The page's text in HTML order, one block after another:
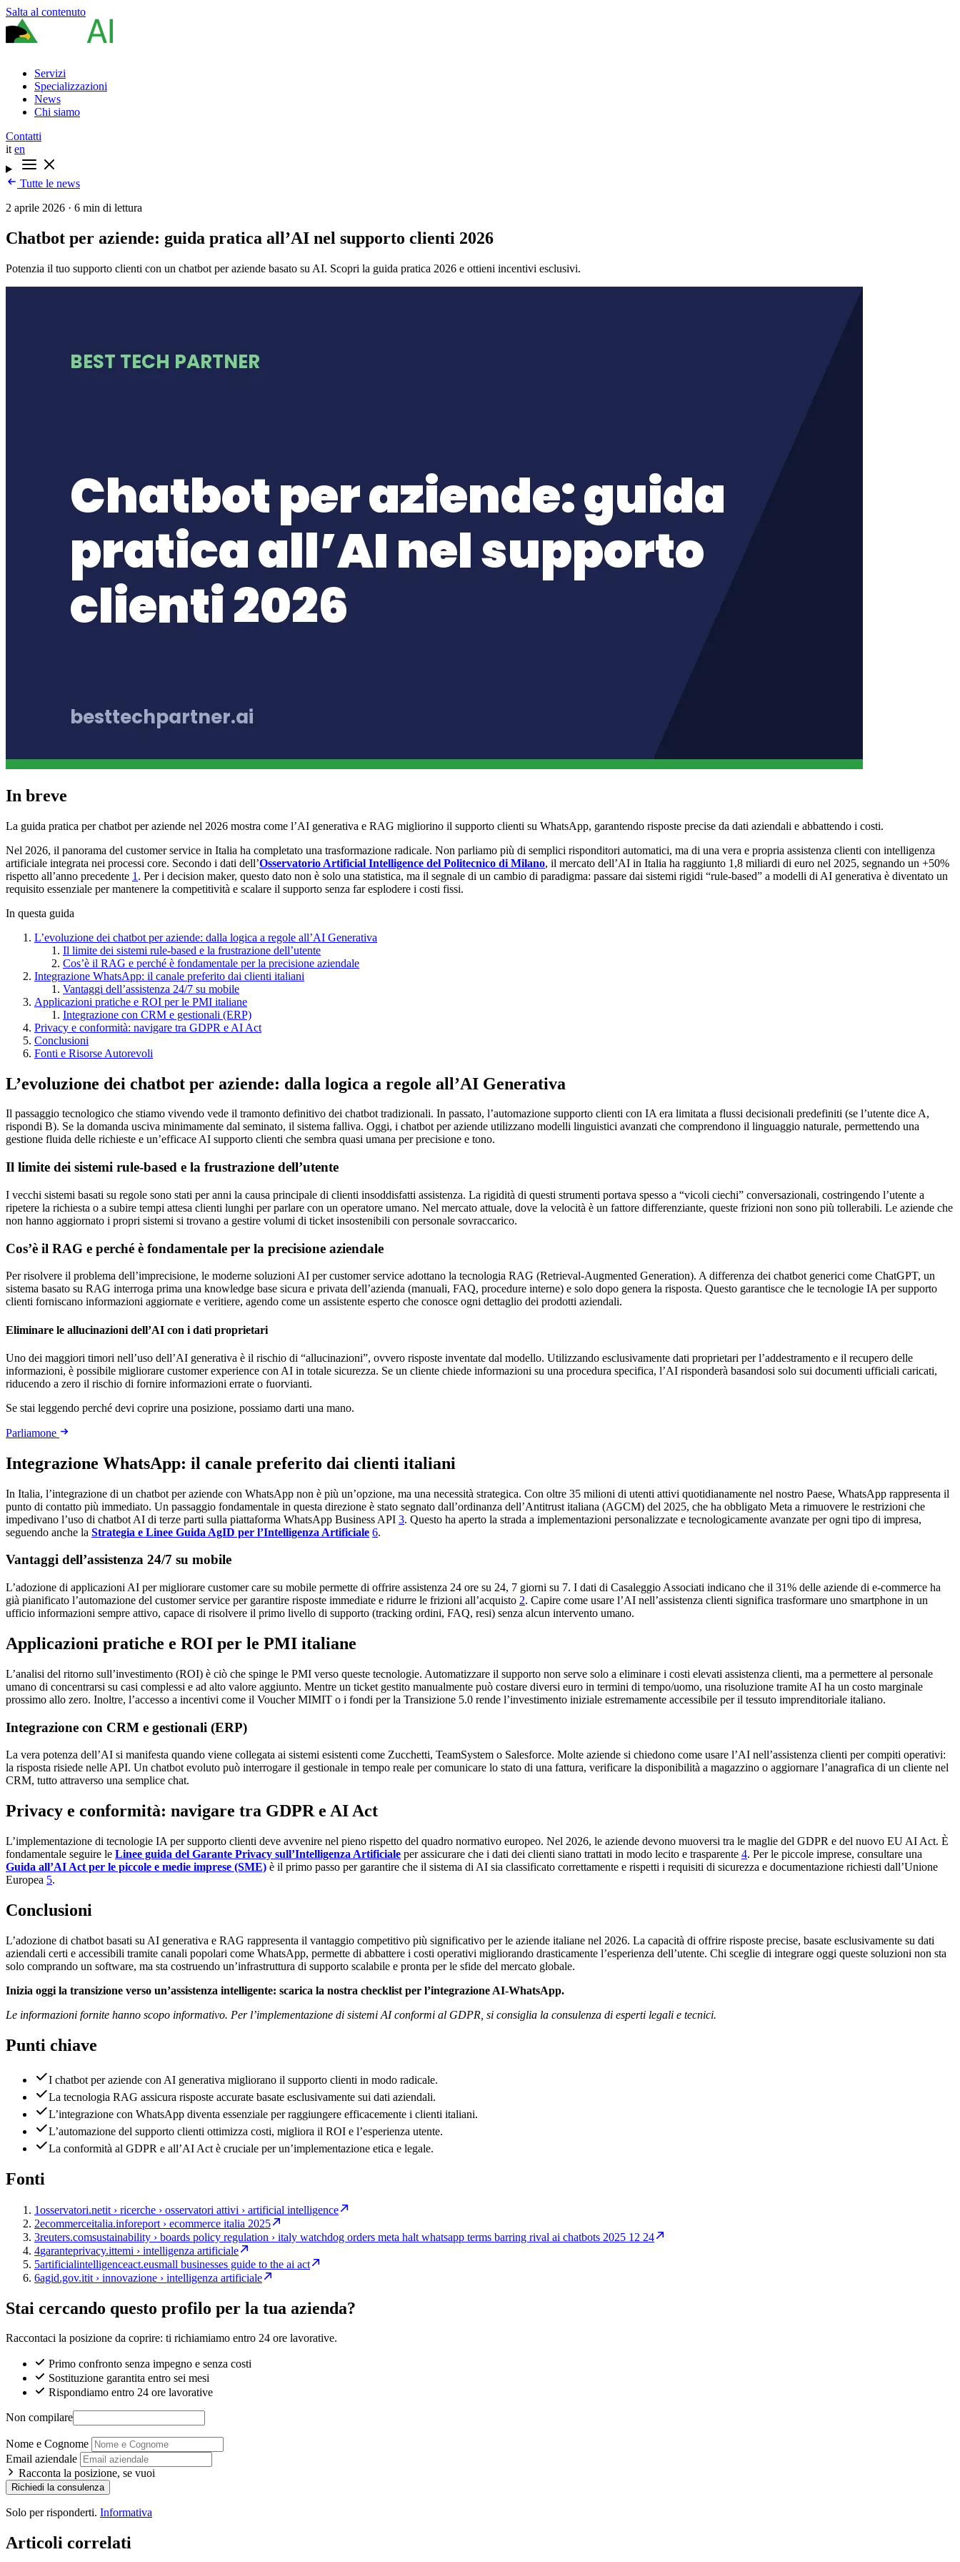
Salta al contenuto
Servizi
Specializzazioni
News
Chi siamo
Contatti
it en
Tutte le news
2 aprile 2026 · 6 min di lettura
Chatbot per aziende: guida pratica all’AI nel supporto clienti 2026
Potenzia il tuo supporto clienti con un chatbot per aziende basato su AI. Scopri la guida pratica 2026 e ottieni incentivi esclusivi.
In breve
La guida pratica per chatbot per aziende nel 2026 mostra come l’AI generativa e RAG migliorino il supporto clienti su WhatsApp, garantendo risposte precise da dati aziendali e abbattendo i costi.
Nel 2026, il panorama del customer service in Italia ha completato una trasformazione radicale. Non parliamo più di semplici risponditori automatici, ma di una vera e propria assistenza clienti con intelligenza
artificiale integrata nei processi core. Secondo i dati dell’Osservatorio Artificial Intelligence del Politecnico di Milano, il mercato dell’AI in Italia ha raggiunto 1,8 miliardi di euro nel 2025, segnando un +50%
rispetto all’anno precedente 1 . Per i decision maker, questo dato non è solo una statistica, ma il segnale di un cambio di paradigma: passare dai sistemi rigidi “rule-based” a modelli di AI generativa è diventato un
requisito essenziale per mantenere la competitività e scalare il supporto senza far esplodere i costi fissi.
In questa guida
L’evoluzione dei chatbot per aziende: dalla logica a regole all’AI Generativa
Il limite dei sistemi rule-based e la frustrazione dell’utente
Cos’è il RAG e perché è fondamentale per la precisione aziendale
Integrazione WhatsApp: il canale preferito dai clienti italiani
Vantaggi dell’assistenza 24/7 su mobile
Applicazioni pratiche e ROI per le PMI italiane
Integrazione con CRM e gestionali (ERP)
Privacy e conformità: navigare tra GDPR e AI Act
Conclusioni
Fonti e Risorse Autorevoli
L’evoluzione dei chatbot per aziende: dalla logica a regole all’AI Generativa
Il passaggio tecnologico che stiamo vivendo vede il tramonto definitivo dei chatbot tradizionali. In passato, l’automazione supporto clienti con IA era limitata a flussi decisionali predefiniti (se l’utente dice A,
rispondi B). Se la domanda usciva minimamente dal seminato, il sistema falliva. Oggi, i chatbot per aziende utilizzano modelli linguistici avanzati che comprendono il linguaggio naturale, permettendo una
gestione fluida delle richieste e un’efficace AI supporto clienti che sembra quasi umana per precisione e tono.
Il limite dei sistemi rule-based e la frustrazione dell’utente
I vecchi sistemi basati su regole sono stati per anni la causa principale di clienti insoddisfatti assistenza. La rigidità di questi strumenti portava spesso a “vicoli ciechi” conversazionali, costringendo l’utente a
ripetere la richiesta o a subire tempi attesa clienti lunghi per parlare con un operatore umano. Nel mercato attuale, dove la velocità è un fattore differenziante, queste frizioni non sono più tollerabili. Le aziende che
non hanno aggiornato i propri sistemi si trovano a gestire volumi di ticket insostenibili con personale sovraccarico.
Cos’è il RAG e perché è fondamentale per la precisione aziendale
Per risolvere il problema dell’imprecisione, le moderne soluzioni AI per customer service adottano la tecnologia RAG (Retrieval-Augmented Generation). A differenza dei chatbot generici come ChatGPT, un
sistema basato su RAG interroga prima una knowledge base sicura e privata dell’azienda (manuali, FAQ, procedure interne) e solo dopo genera la risposta. Questo garantisce che le tecnologie IA per supporto
clienti forniscano informazioni aggiornate e veritiere, agendo come un assistente esperto che conosce ogni dettaglio dei prodotti aziendali.
Eliminare le allucinazioni dell’AI con i dati proprietari
Uno dei maggiori timori nell’uso dell’AI generativa è il rischio di “allucinazioni”, ovvero risposte inventate dal modello. Utilizzando esclusivamente dati proprietari per l’addestramento e il recupero delle
informazioni, è possibile migliorare customer experience con AI in totale sicurezza. Se un cliente chiede informazioni su una procedura specifica, l’AI risponderà basandosi solo sui documenti ufficiali caricati,
riducendo a zero il rischio di fornire informazioni errate o fuorvianti.
Se stai leggendo perché devi coprire una posizione, possiamo darti una mano.
Parliamone
Integrazione WhatsApp: il canale preferito dai clienti italiani
In Italia, l’integrazione di un chatbot per aziende con WhatsApp non è più un’opzione, ma una necessità strategica. Con oltre 35 milioni di utenti attivi quotidianamente nel nostro Paese, WhatsApp rappresenta il
punto di contatto più immediato. Un passaggio fondamentale in questa direzione è stato segnato dall’ordinanza dell’Antitrust italiana (AGCM) del 2025, che ha obbligato Meta a rimuovere le restrizioni che
impedivano l’uso di chatbot AI di terze parti sulla piattaforma WhatsApp Business API 3. Questo ha aperto la strada a implementazioni personalizzate e tecnologicamente avanzate per ogni tipo di impresa,
seguendo anche la Strategia e Linee Guida AgID per l’Intelligenza Artificiale 6.
Vantaggi dell’assistenza 24/7 su mobile
L’adozione di applicazioni AI per migliorare customer care su mobile permette di offrire assistenza 24 ore su 24, 7 giorni su 7. I dati di Casaleggio Associati indicano che il 31% delle aziende di e-commerce ha
già pianificato l’automazione del customer service per garantire risposte immediate e ridurre le frizioni all’acquisto 2. Capire come usare l’AI nell’assistenza clienti significa trasformare uno smartphone in un
ufficio informazioni sempre attivo, capace di risolvere il primo livello di supporto (tracking ordini, FAQ, resi) senza alcun intervento umano.
Applicazioni pratiche e ROI per le PMI italiane
L’analisi del ritorno sull’investimento (ROI) è ciò che spinge le PMI verso queste tecnologie. Automatizzare il supporto non serve solo a eliminare i costi elevati assistenza clienti, ma a permettere al personale
umano di concentrarsi su casi complessi e ad alto valore aggiunto. Mentre un ticket gestito manualmente può costare diversi euro in termini di tempo/uomo, una risoluzione tramite AI ha un costo marginale
prossimo allo zero. Inoltre, l’accesso a incentivi come il Voucher MIMIT o i fondi per la Transizione 5.0 rende l’investimento iniziale estremamente accessibile per il tessuto imprenditoriale italiano.
Integrazione con CRM e gestionali (ERP)
La vera potenza dell’AI si manifesta quando viene collegata ai sistemi esistenti come Zucchetti, TeamSystem o Salesforce. Molte aziende si chiedono come usare l’AI nell’assistenza clienti per compiti operativi:
la risposta risiede nelle API. Un chatbot evoluto può interrogare il gestionale in tempo reale per comunicare lo stato di una fattura, verificare la disponibilità a magazzino o aggiornare l’anagrafica di un cliente nel
CRM, tutto attraverso una semplice chat.
Privacy e conformità: navigare tra GDPR e AI Act
L’implementazione di tecnologie IA per supporto clienti deve avvenire nel pieno rispetto del quadro normativo europeo. Nel 2026, le aziende devono muoversi tra le maglie del GDPR e del nuovo EU AI Act. È
fondamentale seguire le Linee guida del Garante Privacy sull’Intelligenza Artificiale per assicurare che i dati dei clienti siano trattati in modo lecito e trasparente 4. Per le piccole imprese, consultare una
Guida all’AI Act per le piccole e medie imprese (SME) è il primo passo per garantire che il sistema di AI sia classificato correttamente e rispetti i requisiti di sicurezza e documentazione richiesti dall’Unione
Europea 5.
Conclusioni
L’adozione di chatbot basati su AI generativa e RAG rappresenta il vantaggio competitivo più significativo per le aziende italiane nel 2026. La capacità di offrire risposte precise, basate esclusivamente su dati
aziendali certi e accessibili tramite canali popolari come WhatsApp, permette di abbattere i costi operativi migliorando drasticamente l’esperienza dell’utente. Chi sceglie di integrare oggi queste soluzioni non sta
solo comprando un software, ma sta costruendo un’infrastruttura di supporto scalabile e pronta per le sfide del mercato globale.
Inizia oggi la transizione verso un’assistenza intelligente: scarica la nostra checklist per l’integrazione AI-WhatsApp.
Le informazioni fornite hanno scopo informativo. Per l’implementazione di sistemi AI conformi al GDPR, si consiglia la consulenza di esperti legali e tecnici.
Punti chiave
I chatbot per aziende con AI generativa migliorano il supporto clienti in modo radicale.
La tecnologia RAG assicura risposte accurate basate esclusivamente sui dati aziendali.
L’integrazione con WhatsApp diventa essenziale per raggiungere efficacemente i clienti italiani.
L’automazione del supporto clienti ottimizza costi, migliora il ROI e l’esperienza utente.
La conformità al GDPR e all’AI Act è cruciale per un’implementazione etica e legale.
Fonti
1osservatori.netit › ricerche › osservatori attivi › artificial intelligence
2ecommerceitalia.inforeport › ecommerce italia 2025
3reuters.comsustainability › boards policy regulation › italy watchdog orders meta halt whatsapp terms barring rival ai chatbots 2025 12 24
4garanteprivacy.ittemi › intelligenza artificiale
5artificialintelligenceact.eusmall businesses guide to the ai act
6agid.gov.itit › innovazione › intelligenza artificiale
Stai cercando questo profilo per la tua azienda?
Raccontaci la posizione da coprire: ti richiamiamo entro 24 ore lavorative.
Primo confronto senza impegno e senza costi
Sostituzione garantita entro sei mesi
Rispondiamo entro 24 ore lavorative
Non compilare
Nome e Cognome
Email aziendale
Racconta la posizione, se vuoi
Richiedi la consulenza
Solo per risponderti. Informativa
Articoli correlati